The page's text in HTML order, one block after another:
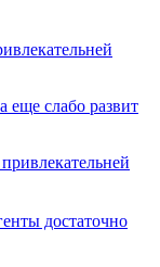
слабо развит
достаточно